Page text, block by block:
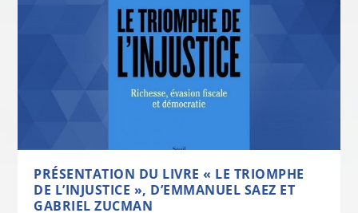
PRÉSENTATION DU LIVRE « LE TRIOMPHE
DE L’INJUSTICE », D’EMMANUEL SAEZ ET
GABRIEL ZUCMAN